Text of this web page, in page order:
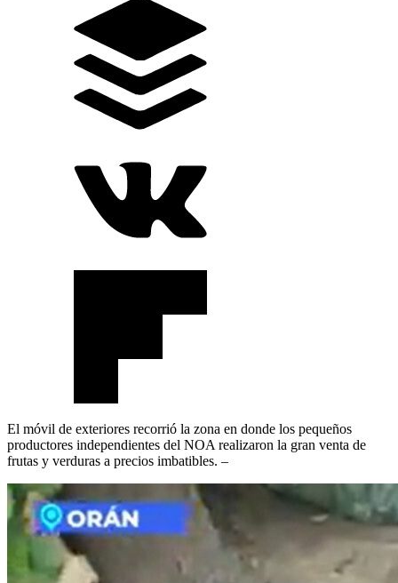
El móvil de exteriores recorrió la zona en donde los pequeños
productores independientes del NOA realizaron la gran venta de
frutas y verduras a precios imbatibles. –